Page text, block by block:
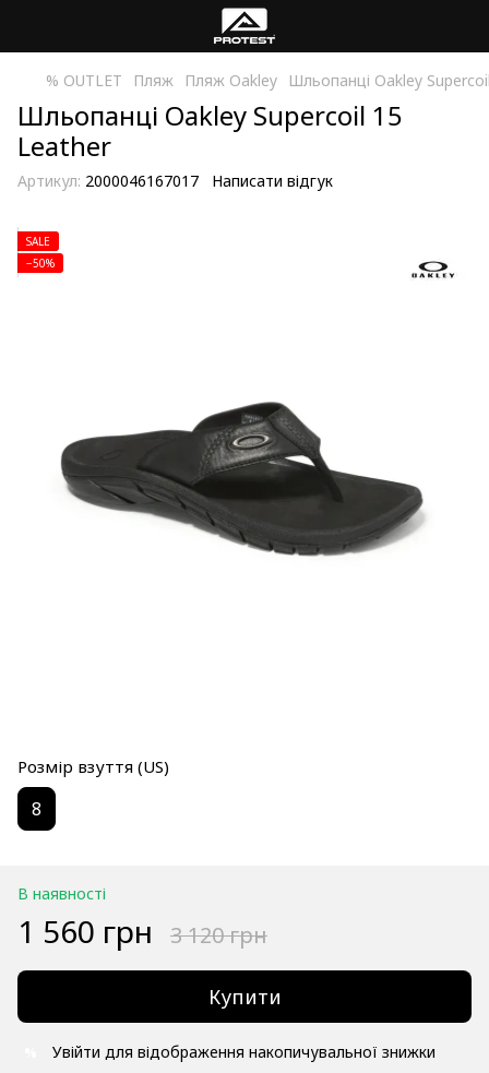
% OUTLET Пляж Пляж Oakley Шльопанці Oakley
Шльопанці Oakley Supercoil 15
Leather
Артикул: 2000046167017 Написати відгук
SALE
−50%
Розмір взуття (US)
8
В наявності
1 560 грн 3 120 грн
Купити
Увійти для відображення накопичувальної знижки